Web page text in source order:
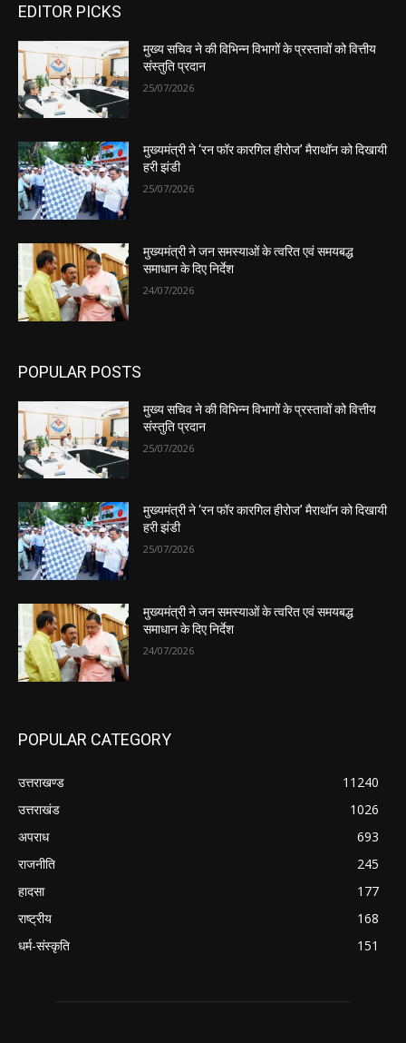
EDITOR PICKS
मुख्य सचिव ने की विभिन्न विभागों के प्रस्तावों को वित्तीय
संस्तुति प्रदान
25/07/2026
मुख्यमंत्री ने ‘रन फॉर कारगिल हीरोज’ मैराथॉन को दिखायी
हरी झंडी
25/07/2026
मुख्यमंत्री ने जन समस्याओं के त्वरित एवं समयबद्ध
समाधान के दिए निर्देश
24/07/2026
POPULAR POSTS
मुख्य सचिव ने की विभिन्न विभागों के प्रस्तावों को वित्तीय
संस्तुति प्रदान
25/07/2026
मुख्यमंत्री ने ‘रन फॉर कारगिल हीरोज’ मैराथॉन को दिखायी
हरी झंडी
25/07/2026
मुख्यमंत्री ने जन समस्याओं के त्वरित एवं समयबद्ध
समाधान के दिए निर्देश
24/07/2026
POPULAR CATEGORY
उत्तराखण्ड
11240
उत्तराखंड
1026
अपराध
693
राजनीति
245
हादसा
177
राष्ट्रीय
168
धर्म-संस्कृति
151